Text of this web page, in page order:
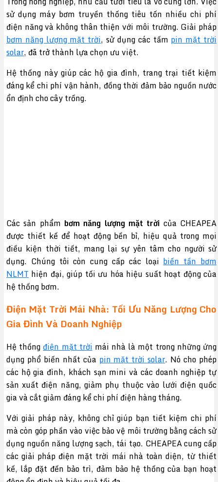
sử dụng máy bơm truyền thống tiêu tốn nhiều chi phí
điện năng và không thân thiện với môi trường. Giải pháp
bơm năng lượng mặt trời, sử dụng các tấm pin mặt trời
solar, đã trở thành lựa chọn ưu việt.
Hệ thống này giúp các hộ gia đình, trang trại tiết kiệm
đáng kể chi phí vận hành, đồng thời đảm bảo nguồn nước
ổn định cho cây trồng.
Các sản phẩm bơm năng lượng mặt trời của CHEAPEA
được thiết kế để hoạt động bền bỉ, hiệu quả trong mọi
điều kiện thời tiết, mang lại sự yên tâm cho người sử
dụng. Chúng tôi còn cung cấp các loại biến tần bơm
NLMT hiện đại, giúp tối ưu hóa hiệu suất hoạt động của
hệ thống bơm.
Điện Mặt Trời Mái Nhà: Tối Ưu Năng Lượng Cho
Gia Đình Và Doanh Nghiệp
Hệ thống điện mặt trời mái nhà là một trong những ứng
dụng phổ biến nhất của pin mặt trời solar. Nó cho phép
các hộ gia đình, khách sạn mini và các doanh nghiệp tự
sản xuất điện năng, giảm phụ thuộc vào lưới điện quốc
gia và cắt giảm đáng kể chi phí điện hàng tháng.
Với giải pháp này, không chỉ giúp bạn tiết kiệm chi phí
mà còn góp phần vào việc bảo vệ môi trường bằng cách sử
dụng nguồn năng lượng sạch, tái tạo. CHEAPEA cung cấp
các giải pháp điện mặt trời mái nhà toàn diện, từ thiết
kế, lắp đặt đến bảo trì, đảm bảo hệ thống của bạn hoạt